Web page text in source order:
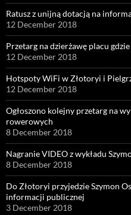
Ratusz z unijną dotacją na
12 December 2018
Przetarg na dzierżawę placu
12 December 2018
Hotspoty WiFi w Złotoryi i
12 December 2018
Ogłoszono kolejny przetarg na
rowerowych
8 December 2018
Nagranie VIDEO z wykładu
8 December 2018
Do Złotoryi przyjedzie Szymon
informacji publicznej
3 December 2018